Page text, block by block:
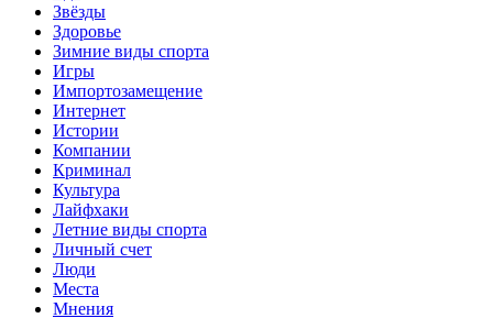
Звёзды
Здоровье
Зимние виды спорта
Игры
Импортозамещение
Интернет
Истории
Компании
Криминал
Культура
Лайфхаки
Летние виды спорта
Личный счет
Люди
Места
Мнения